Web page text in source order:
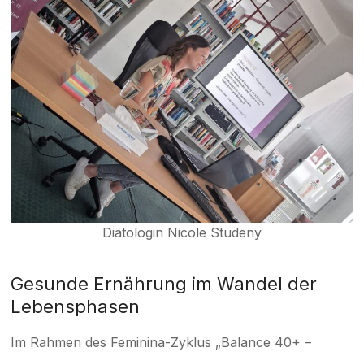
Diätologin Nicole Studeny
Gesunde Ernährung im Wandel der
Lebensphasen
Im Rahmen des Feminina-Zyklus „Balance 40+ –